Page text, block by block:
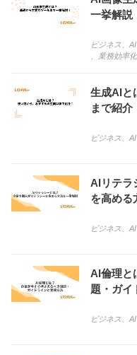
一挙解説
ビジネス AI
業務効率化
生成AIと
まで紹介
ビジネス AI
AIリテラ
を高める
ビジネス AI
AI倫理と
題・ガイ
ビジネス AI